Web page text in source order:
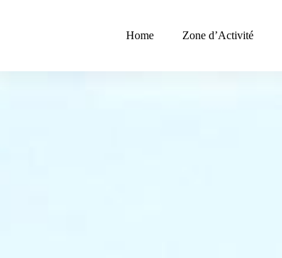
Home Zone d’Activité